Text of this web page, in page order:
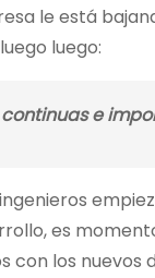
le está
luego:
e
es
con los